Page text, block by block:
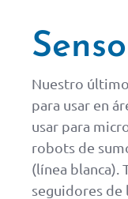
Nuestro
para usar en
usar para
robots de
(línea blanca).
seguidores de